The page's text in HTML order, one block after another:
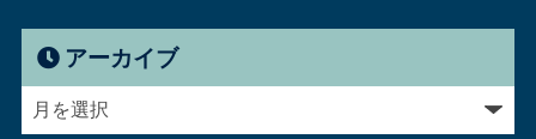
アーカイブ